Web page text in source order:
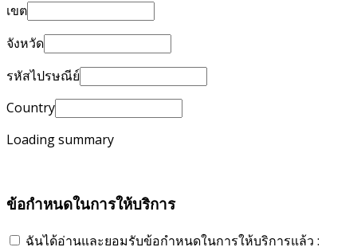
เขต
จังหวัด
รหัสไปรษณีย์
Country
Loading summary
ข้อกำหนดในการให้บริการ
ฉันได้อ่านและยอมรับข้อกำหนดในการให้บริการแล้ว :